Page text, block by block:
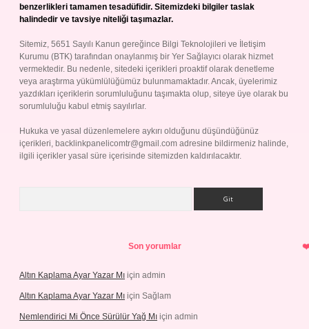
benzerlikleri tamamen tesadüfidir. Sitemizdeki bilgiler taslak
halindedir ve tavsiye niteliği taşımazlar.
Sitemiz, 5651 Sayılı Kanun gereğince Bilgi Teknolojileri ve İletişim
Kurumu (BTK) tarafından onaylanmış bir Yer Sağlayıcı olarak hizmet
vermektedir. Bu nedenle, sitedeki içerikleri proaktif olarak denetleme
veya araştırma yükümlülüğümüz bulunmamaktadır. Ancak, üyelerimiz
yazdıkları içeriklerin sorumluluğunu taşımakta olup, siteye üye olarak bu
sorumluluğu kabul etmiş sayılırlar.
Hukuka ve yasal düzenlemelere aykırı olduğunu düşündüğünüz
içerikleri, backlinkpanelicomtr@gmail.com adresine bildirmeniz halinde,
ilgili içerikler yasal süre içerisinde sitemizden kaldırılacaktır.
Son yorumlar
Altın Kaplama Ayar Yazar Mı için admin
Altın Kaplama Ayar Yazar Mı için Sağlam
Nemlendirici Mi Önce Sürülür Yağ Mı için admin